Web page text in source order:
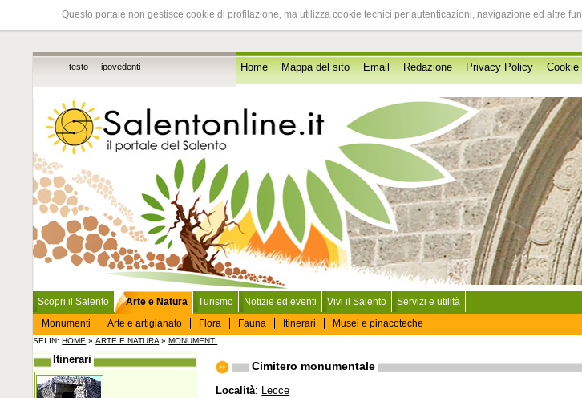
Questo portale non gestisce cookie di profilazione, ma utilizza cookie tecnici per autenticazioni, navigazione ed altre
testo ipovedenti Home Mappa del sito Email Redazione Privacy Policy Cookie
Scopri il Salento
Arte e Natura
Monumenti
Arte e artigianato Flora Fauna Itinerari Musei e pinacoteche
Turismo Notizie ed eventi Vivi il Salento Servizi e utilità
SEI IN:HOME »ARTE E NATURA »MONUMENTI
Cimitero monumentale
Località: Lecce
Itinerari